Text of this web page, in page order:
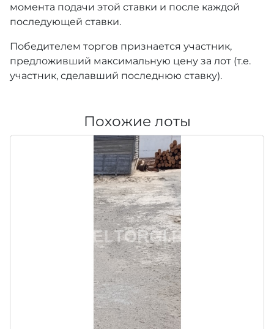
момента подачи этой ставки и после каждой
последующей ставки.
Победителем торгов признается участник,
предложивший максимальную цену за лот (т.е.
участник, сделавший последнюю ставку).
Похожие лоты